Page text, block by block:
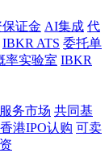
证金 AI集成 代
IBKR ATS 委托单
率实验室 IBKR
务市场 共同基
香港IPO认购 可卖